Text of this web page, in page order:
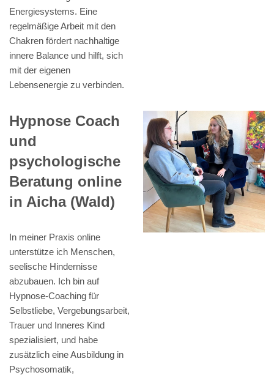
Energiesystems. Eine
regelmäßige Arbeit mit den
Chakren fördert nachhaltige
innere Balance und hilft, sich
mit der eigenen
Lebensenergie zu verbinden.
Hypnose Coach
und
psychologische
Beratung online
in Aicha (Wald)
In meiner Praxis online
unterstütze ich Menschen,
seelische Hindernisse
abzubauen. Ich bin auf
Hypnose-Coaching für
Selbstliebe, Vergebungsarbeit,
Trauer und Inneres Kind
spezialisiert, und habe
zusätzlich eine Ausbildung in
Psychosomatik,